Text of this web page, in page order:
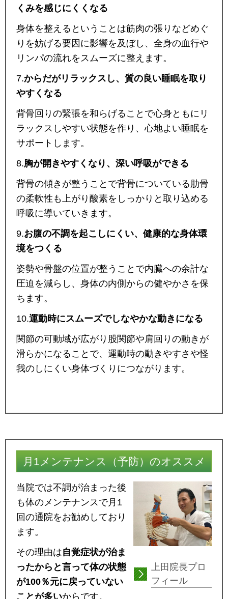
くみを感じにくくなる
身体を整えるということは筋肉の張りなどめぐ
りを妨げる要因に影響を及ぼし、全身の血行や
リンパの流れをスムーズに整えます。
7.からだがリラックスし、質の良い睡眠を取り
やすくなる
背骨回りの緊張を和らげることで心身ともにリ
ラックスしやすい状態を作り、心地よい睡眠を
サポートします。
8.胸が開きやすくなり、深い呼吸ができる
背骨の傾きが整うことで背骨についている肋骨
の柔軟性も上がり酸素をしっかりと取り込める
呼吸に導いていきます。
9.お腹の不調を起こしにくい、健康的な身体環
境をつくる
姿勢や骨盤の位置が整うことで内臓への余計な
圧迫を減らし、身体の内側からの健やかさを保
ちます。
10.運動時にスムーズでしなやかな動きになる
関節の可動域が広がり股関節や肩回りの動きが
滑らかになることで、運動時の動きやすさや怪
我のしにくい身体づくりにつながります。
月1メンテナンス（予防）のオススメ
上田院長プロ
フィール
当院では不調が治まった後
も体のメンテナンスで月1
回の通院をお勧めしており
ます。
その理由は自覚症状が治ま
ったからと言って体の状態
が100％元に戻っていない
ことが多いからです。